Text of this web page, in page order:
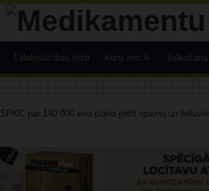
Tālākmācības testi kursi.mic.lv Tulkošana
SPKC par 140 000 eiro plāno pētīt igauņu un